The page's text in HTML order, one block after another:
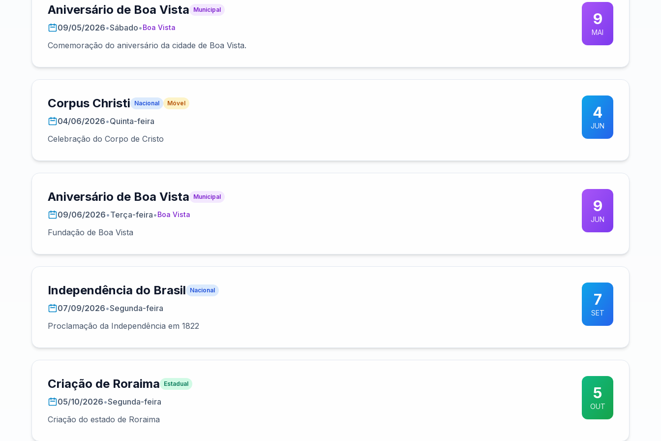
Aniversário de Boa Vista Municipal
09/05/2026•Sábado•Boa Vista
Comemoração do aniversário da cidade de Boa Vista.
9
MAI
Corpus Christi Nacional Móvel
04/06/2026•Quinta-feira
Celebração do Corpo de Cristo
4
JUN
Aniversário de Boa Vista Municipal
09/06/2026•Terça-feira•Boa Vista
Fundação de Boa Vista
9
JUN
Independência do Brasil Nacional
07/09/2026•Segunda-feira
Proclamação da Independência em 1822
7
SET
Criação de Roraima Estadual
05/10/2026•Segunda-feira
Criação do estado de Roraima
5
OUT